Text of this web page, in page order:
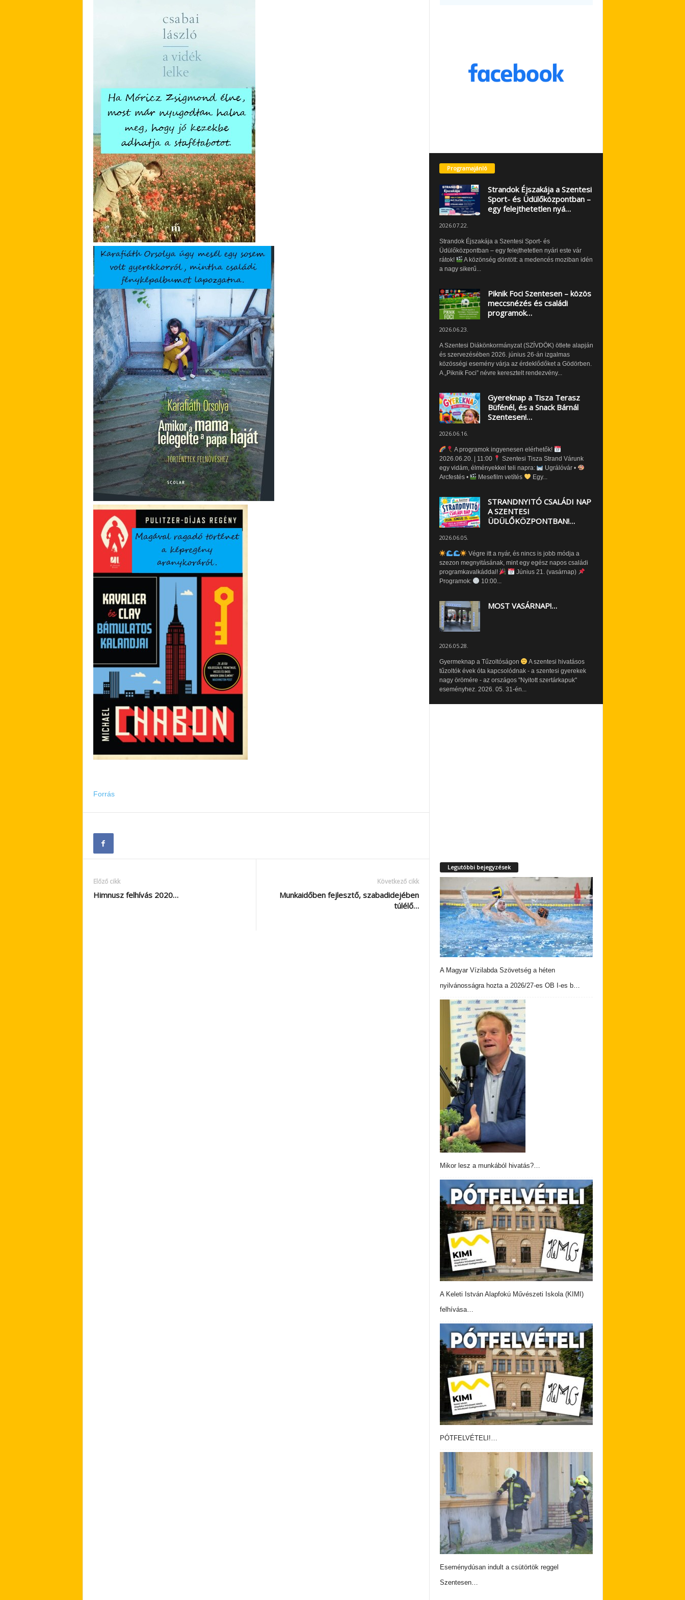
Forrás
Előző cikk
Himnusz felhívás 2020…
Következő cikk
Munkaidőben fejlesztő, szabadidejében
túlélő…
Programajánló
Strandok Éjszakája a Szentesi
Sport- és Üdülőközpontban –
egy felejthetetlen nyá…
2026.07.22.
Strandok Éjszakája a Szentesi Sport- és
Üdülőközpontban – egy felejthetetlen nyári este vár
rátok!
A közönség döntött: a medencés moziban idén
a nagy sikerű...
Piknik Foci Szentesen – közös
meccsnézés és családi
programok…
2026.06.23.
A Szentesi Diákönkormányzat (SZÍVDÖK) ötlete alapján
és szervezésében 2026. június 26-án izgalmas
közösségi esemény várja az érdeklődőket a Gödörben.
A „Piknik Foci” névre keresztelt rendezvény...
Gyereknap a Tisza Terasz
Büfénél, és a Snack Bárnál
Szentesen!…
2026.06.16.
A programok ingyenesen elérhetők!
2026.06.20. | 11:00
Szentesi Tisza Strand Várunk
egy vidám, élményekkel teli napra:
Ugrálóvár •
Arcfestés •
Mesefilm vetítés Egy...
STRANDNYITÓ CSALÁDI NAP
A SZENTESI
ÜDÜLŐKÖZPONTBAN!…
2026.06.05.
Végre itt a nyár, és nincs is jobb módja a
szezon megnyitásának, mint egy egész napos családi
programkavalkáddal!
Június 21. (vasárnap)
Programok:
10:00...
MOST VASÁRNAP!…
2026.05.28.
Gyermeknap a Tűzoltóságon
A szentesi hivatásos
tűzoltók évek óta kapcsolódnak - a szentesi gyerekek
nagy örömére - az országos "Nyitott szertárkapuk"
eseményhez. 2026. 05. 31-én...
Legutóbbi bejegyzések
A Magyar Vízilabda Szövetség a héten
nyilvánosságra hozta a 2026/27-es OB I-es b…
Mikor lesz a munkából hivatás?…
A Keleti István Alapfokú Művészeti Iskola (KIMI)
felhívása…
PÓTFELVÉTELI!…
Eseménydúsan indult a csütörtök reggel
Szentesen…